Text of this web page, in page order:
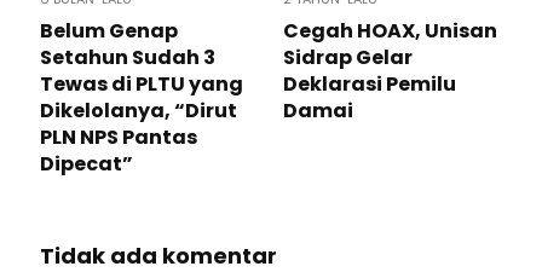
Belum Genap
Setahun Sudah 3
Tewas di PLTU yang
Dikelolanya, “Dirut
PLN NPS Pantas
Dipecat”
Cegah HOAX, Unisan
Sidrap Gelar
Deklarasi Pemilu
Damai
Tidak ada komentar